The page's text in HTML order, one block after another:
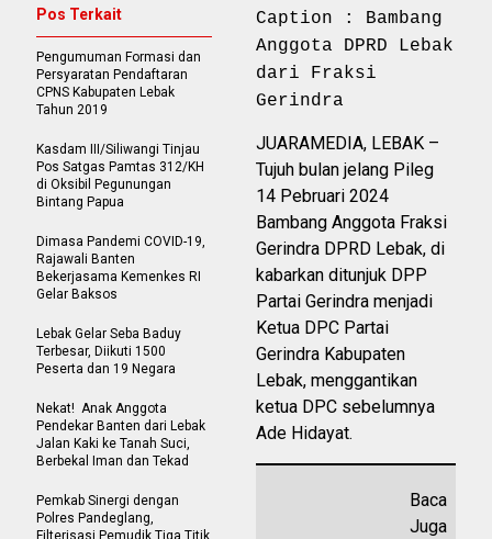
Caption : Bambang
Anggota DPRD Lebak
dari Fraksi
Gerindra
JUARAMEDIA, LEBAK –
Tujuh bulan jelang Pileg
14 Pebruari 2024
Bambang Anggota Fraksi
Gerindra DPRD Lebak, di
kabarkan ditunjuk DPP
Partai Gerindra menjadi
Ketua DPC Partai
Gerindra Kabupaten
Lebak, menggantikan
ketua DPC sebelumnya
Ade Hidayat.
Baca
Juga
Pos Terkait
Pengumuman Formasi dan
Persyaratan Pendaftaran
CPNS Kabupaten Lebak
Tahun 2019
Kasdam III/Siliwangi Tinjau
Pos Satgas Pamtas 312/KH
di Oksibil Pegunungan
Bintang Papua
Dimasa Pandemi COVID-19,
Rajawali Banten
Bekerjasama Kemenkes RI
Gelar Baksos
Lebak Gelar Seba Baduy
Terbesar, Diikuti 1500
Peserta dan 19 Negara
Nekat! Anak Anggota
Pendekar Banten dari Lebak
Jalan Kaki ke Tanah Suci,
Berbekal Iman dan Tekad
Pemkab Sinergi dengan
Polres Pandeglang,
Filterisasi Pemudik Tiga Titik